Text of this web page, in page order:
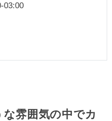
雰囲気の中でカ